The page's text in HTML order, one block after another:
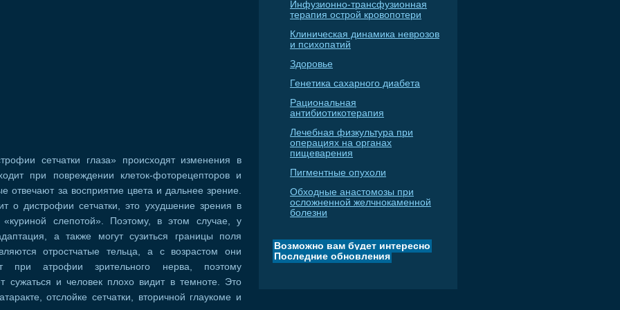
сетчатки глаза» происходят изменения в
при повреждении клеток-фоторецепторов и
отвечают за восприятие цвета и дальнее зрение.
о дистрофии сетчатки, это ухудшение зрения в
слепотой». Поэтому, в этом случае, у
а также могут сузиться границы поля
отростчатые тельца, а с возрастом они
при атрофии зрительного нерва, поэтому
сужаться и человек плохо видит в темноте. Это
отслойке сетчатки, вторичной глаукоме и
Инфузионно-трансфузионная
терапия острой кровопотери
Клиническая динамика неврозов
и психопатий
Здоровье
Генетика сахарного диабета
Рациональная
антибиотикотерапия
Лечебная физкультура при
операциях на органах
пищеварения
Пигментные опухоли
Обходные анастомозы при
осложненной желчнокаменной
болезни
Возможно вам будет интересно
Последние обновления